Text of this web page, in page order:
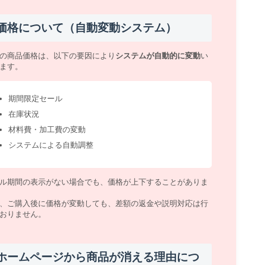
格について（自動変動システム）
商品価格は、以下の要因により システムが自動的に変動い
す。
期間限定セール
在庫状況
材料費・加工費の変動
システムによる自動調整
期間の表示がない場合でも、価格が上下することがありま
ご購入後に価格が変動しても、差額の返金や説明対応は行
りません。
ームページから商品が消える理由につ